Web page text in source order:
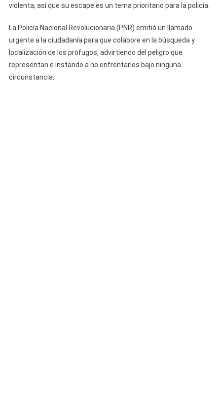
violenta, así que su escape es un tema prioritario para la policía.
La Policía Nacional Revolucionaria (PNR) emitió un llamado
urgente a la ciudadanía para que colabore en la búsqueda y
localización de los prófugos, advirtiendo del peligro que
representan e instando a no enfrentarlos bajo ninguna
circunstancia.